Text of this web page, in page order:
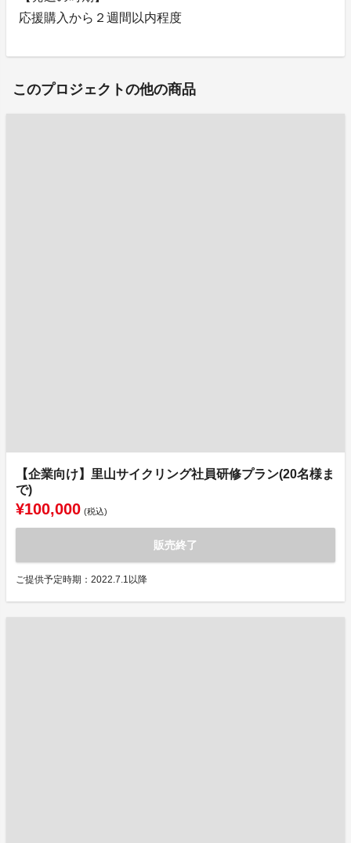
応援購入から２週間以内程度
このプロジェクトの他の商品
【企業向け】里山サイクリング社員研修プラン(20名様ま
で)
¥100,000 (税込)
販売終了
ご提供予定時期：2022.7.1以降